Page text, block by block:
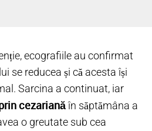
ecografiile au confirmat
se reducea și că acesta își
Sarcina a continuat, iar
cezarianăîn săptămâna a
o greutate sub cea